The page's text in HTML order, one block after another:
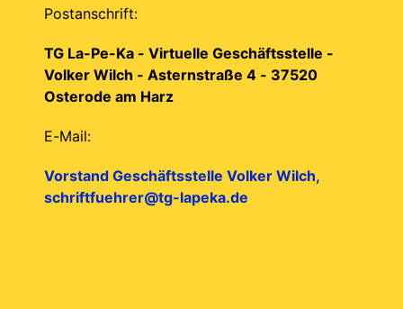
Postanschrift:
TG La-Pe-Ka - Virtuelle Geschäftsstelle -
Volker Wilch - Asternstraße 4 - 37520
Osterode am Harz
E-Mail:
Vorstand Geschäftsstelle Volker Wilch,
schriftfuehrer@tg-lapeka.de